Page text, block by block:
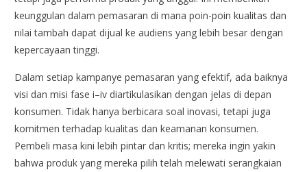
keunggulan dalam pemasaran di mana poin-poin kualitas dan
nilai tambah dapat dijual ke audiens yang lebih besar dengan
kepercayaan tinggi.
Dalam setiap kampanye pemasaran yang efektif, ada baiknya
visi dan misi fase i–iv diartikulasikan dengan jelas di depan
konsumen. Tidak hanya berbicara soal inovasi, tetapi juga
komitmen terhadap kualitas dan keamanan konsumen.
Pembeli masa kini lebih pintar dan kritis; mereka ingin yakin
bahwa produk yang mereka pilih telah melewati serangkaian